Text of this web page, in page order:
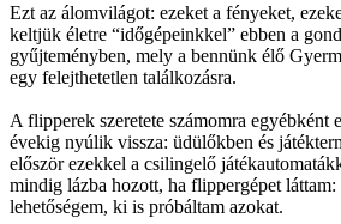
Ezt az álomvilágot: ezeket a fényeket,
keltjük életre “időgépeinkkel” ebben a
gyűjteményben, mely a bennünk élő
egy felejthetetlen találkozásra.
A flipperek szeretete számomra egyébként
évekig nyúlik vissza: üdülőkben és
először ezekkel a csilingelő
mindig lázba hozott, ha flippergépet
lehetőségem, ki is próbáltam azokat.